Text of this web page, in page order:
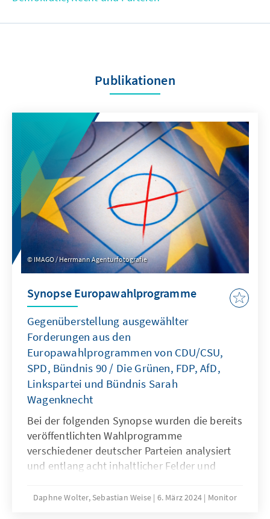
Publikationen
IMAGO / Herrmann Agenturfotografie
Synopse Europawahlprogramme
Gegenüberstellung ausgewählter
Forderungen aus den
Europawahlprogrammen von CDU/CSU,
SPD, Bündnis 90 / Die Grünen, FDP, AfD,
Linkspartei und Bündnis Sarah
Wagenknecht
Bei der folgenden Synopse wurden die bereits
veröffentlichten Wahlprogramme
verschiedener deutscher Parteien analysiert
und entlang acht inhaltlicher Felder und
Daphne Wolter, Sebastian Weise 6. März 2024 Monitor